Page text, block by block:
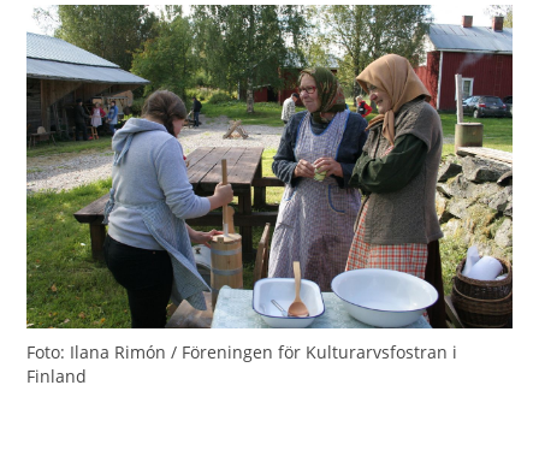
Foto: Ilana Rimón / Föreningen för Kulturarvsfostran i
Finland